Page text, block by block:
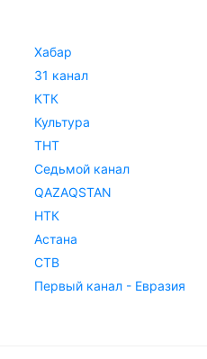
Хабар
31 канал
КТК
Культура
ТНТ
Седьмой канал
QAZAQSTAN
НТК
Астана
СТВ
Первый канал - Евразия